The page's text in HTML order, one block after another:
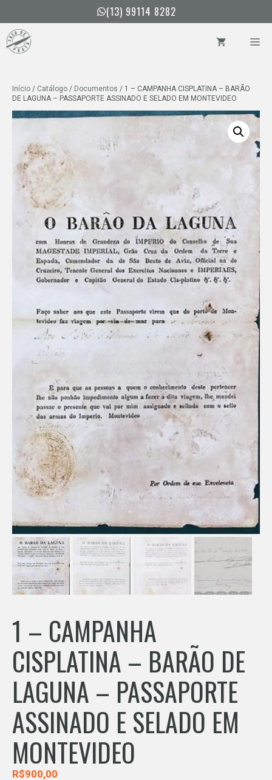
para
conteúdo
(13) 99114 8282
Início / Catálogo / Documentos / 1 – CAMPANHA CISPLATINA – BARÃO
DE LAGUNA – PASSAPORTE ASSINADO E SELADO EM MONTEVIDEO
1 – CAMPANHA
CISPLATINA – BARÃO DE
LAGUNA – PASSAPORTE
ASSINADO E SELADO EM
MONTEVIDEO
R$900,00